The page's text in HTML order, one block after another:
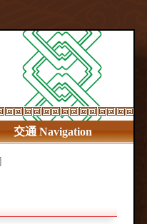
交通 Navigation